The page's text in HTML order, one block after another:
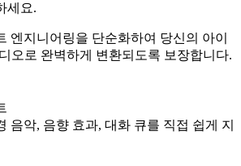
세요.
엔지니어링을 단순화하여 당신의 아이
오로 완벽하게 변환되도록 보장합니다.
음악, 음향 효과, 대화 큐를 직접 쉽게 지